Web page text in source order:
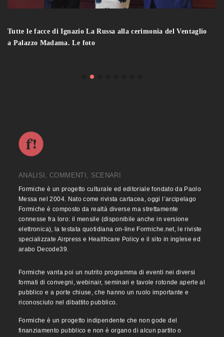
Tutte le facce di Ignazio La Russa alla cerimonia del Ventaglio
a Palazzo Madama. Le foto
ANALISI, COMMENTI, SCENARI
Formiche è un progetto culturale ed editoriale fondato da Paolo
Messa nel 2004. Nato come rivista cartacea, oggi l’arcipelago
Formiche è composto da realtà diverse ma strettamente
connesse fra loro: il mensile (disponibile anche in versione
elettronica), la testata quotidiana on-line Formiche.net, le riviste
specializzate Airpress e Healthcare Policy e il sito in inglese ed
arabo Decode39.
Formiche vanta poi un nutrito programma di eventi nei diversi
formati di convegni, webinair, seminari e tavole rotonde aperte al
pubblico e a porte chiuse, che hanno un ruolo importante e
riconosciuto nel dibattito pubblico.
Formiche è un progetto indipendente che non gode del
finanziamento pubblico e non è organo di alcun partito o